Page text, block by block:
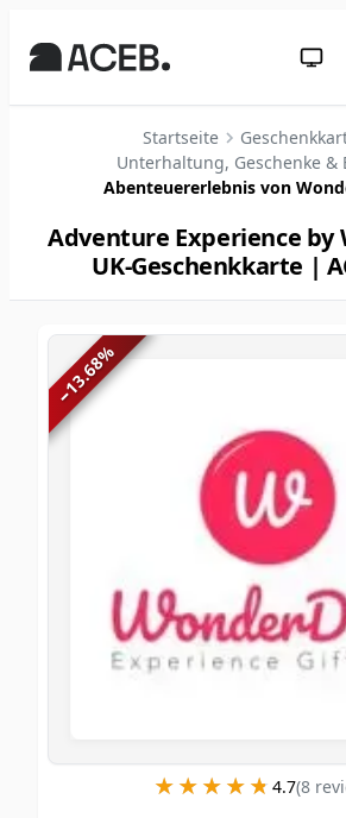
Startseite
Unterhaltung, Geschenke &
Abenteuererlebnis von
Adventure Experience by
UK-Geschenkkarte |
−
13.68
%
★★★★★
★★★★★ 4.7(8